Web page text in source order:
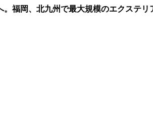
福岡、北九州で最大規模のエクステリ